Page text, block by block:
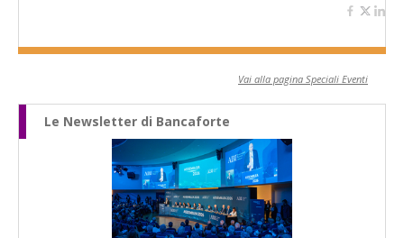
Vai alla pagina Speciali Eventi
Le Newsletter di Bancaforte